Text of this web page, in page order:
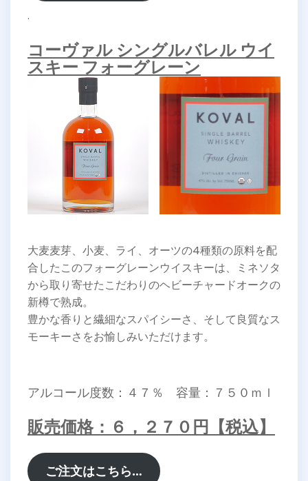
.
コーヴァル シングルバレル ウイ
スキー フォーグレーン
大麦麦芽、小麦、ライ、オーツの4種類の原料を配
合したこのフォーグレーンウイスキーは、ミネソタ
から取り寄せたこだわりのヘビーチャードオークの
新樽で熟成。
豊かな香りと繊細なスパイシーさ、そして良質なス
モーキーさをお愉しみいただけます。
アルコール度数：４７％ 容量：７５０ｍｌ
販売価格：６，２７０円【税込】
ご注文はこちら…